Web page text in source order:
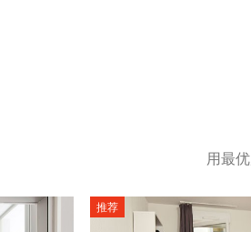
用最
推荐